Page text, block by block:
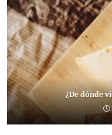
¿De dónde